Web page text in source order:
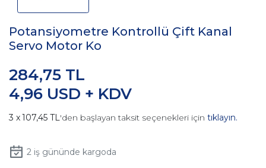
Potansiyometre Kontrollü Çift Kanal
Servo Motor Ko
4,96 USD + KDV
284,75 TL
107,45 TL'den başlayan taksit seçenekleri için tıklayın.
2iş gününde kargoda